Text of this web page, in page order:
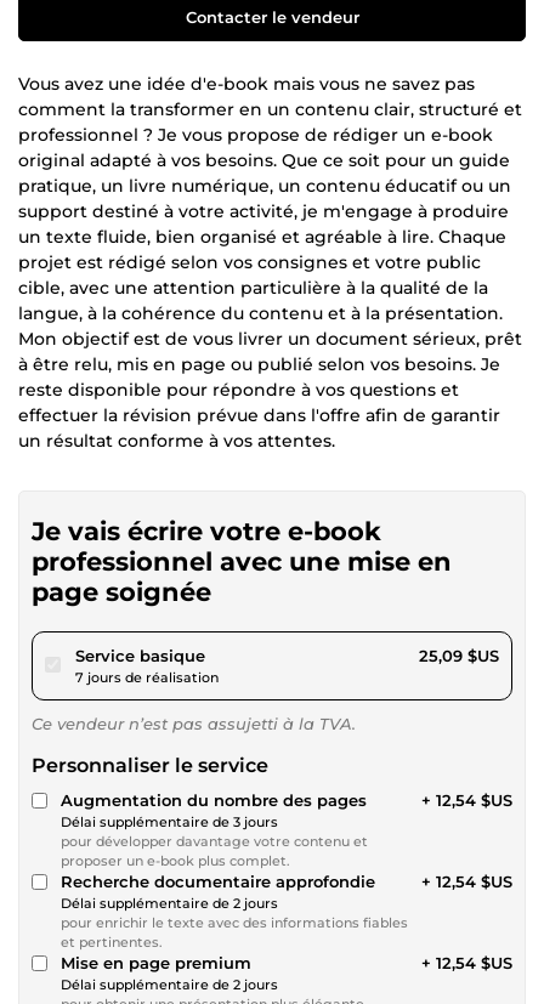
Contacter le vendeur
Vous avez une idée d'e-book mais vous ne savez pas
comment la transformer en un contenu clair, structuré et
professionnel ? Je vous propose de rédiger un e-book
original adapté à vos besoins. Que ce soit pour un guide
pratique, un livre numérique, un contenu éducatif ou un
support destiné à votre activité, je m'engage à produire
un texte fluide, bien organisé et agréable à lire. Chaque
projet est rédigé selon vos consignes et votre public
cible, avec une attention particulière à la qualité de la
langue, à la cohérence du contenu et à la présentation.
Mon objectif est de vous livrer un document sérieux, prêt
à être relu, mis en page ou publié selon vos besoins. Je
reste disponible pour répondre à vos questions et
effectuer la révision prévue dans l'offre afin de garantir
un résultat conforme à vos attentes.
Je vais écrire votre e-book
professionnel avec une mise en
page soignée
Service basiquepour 23,12 $US
7 jours de réalisation
25,09 $US
Ce vendeur n’est pas assujetti à la TVA.
Personnaliser le service
Augmentation du nombre des pages
Délai supplémentaire de 3 jours
pour développer davantage votre contenu et
proposer un e-book plus complet.
+ 12,54 $US
Recherche documentaire approfondie
Délai supplémentaire de 2 jours
pour enrichir le texte avec des informations fiables
et pertinentes.
+ 12,54 $US
Mise en page premium
Délai supplémentaire de 2 jours
+ 12,54 $US